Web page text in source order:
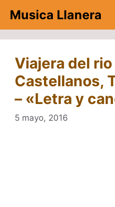
contenido
Musica Llanera
Viajera del rio
Castellanos,
– «Letra y
5 mayo, 2016